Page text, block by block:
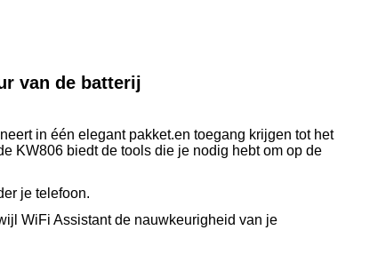
van de batterij
in één elegant pakket.en toegang krijgen tot het
KW806 biedt de tools die je nodig hebt om op de
je telefoon.
WiFi Assistant de nauwkeurigheid van je